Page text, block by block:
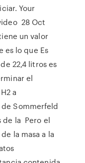
Your
28 Oct
un valor
es lo que Es
22,4 litros es
el
a
Sommerfeld
de la Pero el
la masa a la